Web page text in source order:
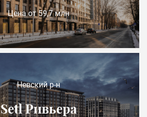
Цена от 59,7 млн
Невский р-н
Setl Ривьера